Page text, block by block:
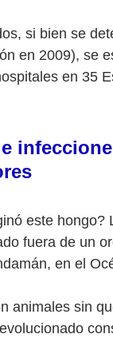
si bien se
en 2009), se
en 35
este
fuera de un
en el
animales sin